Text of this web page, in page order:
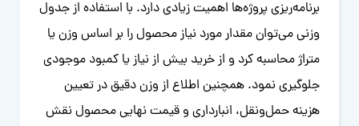
برنامه‌ریزی پروژه‌ها اهمیت زیادی دارد. با استفاده از جدول
وزنی می‌توان مقدار مورد نیاز محصول را بر اساس وزن یا
متراژ محاسبه کرد و از خرید بیش از نیاز یا کمبود موجودی
جلوگیری نمود. همچنین اطلاع از وزن دقیق در تعیین
هزینه حمل‌ونقل، انبارداری و قیمت نهایی محصول نقش